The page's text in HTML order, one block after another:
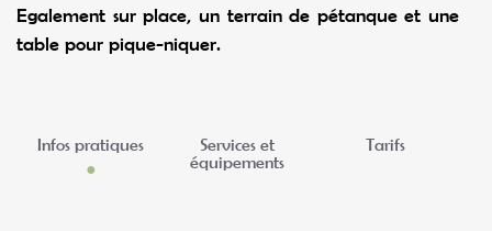
Egalement sur place, un terrain de pétanque et une
table pour pique-niquer.
Infos pratiques
Services et
équipements
Tarifs